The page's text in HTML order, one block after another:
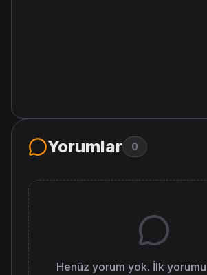
Yorumlar 0
Henüz yorum yok. İlk